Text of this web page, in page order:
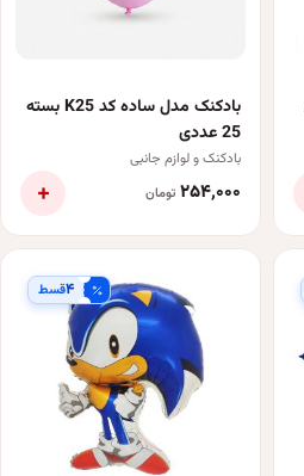
بادکنک مدل ساده کد K25 بسته
25 عددی
بادکنک و لوازم جانبی
۲۵۴٬۰۰۰ تومان +
۴قسط